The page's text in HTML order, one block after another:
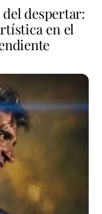
despertar:
en el